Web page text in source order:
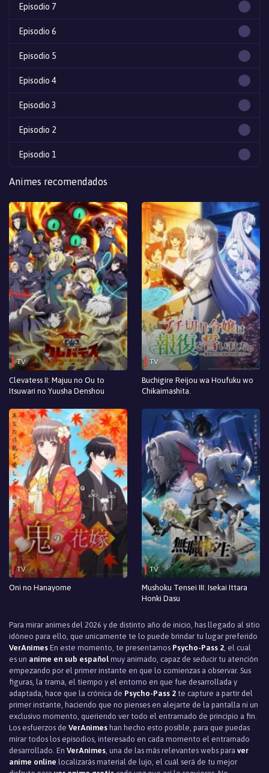
Episodio 7
Episodio 6
Episodio 5
Episodio 4
Episodio 3
Episodio 2
Episodio 1
Animes recomendados
TV
Clevatess II: Majuu no Ou to
Itsuwari no Yuusha Denshou
TV
Buchigire Reijou wa Houfuku wo
Chikaimashita.
TV
Oni no Hanayome
TV
Mushoku Tensei III: Isekai Ittara
Honki Dasu
Para mirar animes del 2026 y de distinto año de inicio, has llegado al sitio
idóneo para ello, que unicamente te lo puede brindar tu lugar preferido
VerAnimes En este momento, te presentamos Psycho-Pass 2 , el cual
es un anime en sub español muy animado, capaz de seducir tu atención
empezando por el primer instante en que lo comienzas a observar. Sus
figuras, la trama, el tiempo y el entorno en que fue desarrollada y
adaptada, hace que la crónica de Psycho-Pass 2 te capture a partir del
primer instante, haciendo que no pienses en alejarte de la pantalla ni un
exclusivo momento, queriendo ver todo el entramado de principio a fin.
Los esfuerzos de VerAnimes han hecho esto posible, para que puedas
mirar todos los episodios, interesado en cada momento el entramado
desarrollado. En VerAnimes , una de las más relevantes webs para ver
anime online localizarás material de lujo, el cuál será de tu mejor